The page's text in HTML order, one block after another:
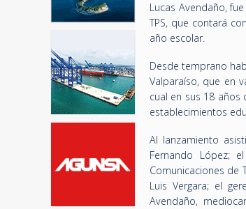
Lucas Avendaño,
TPS, que contará
año escolar.
Desde temprano
Valparaíso, que en
cual en sus 18
establecimientos
Al lanzamiento
Fernando López;
Comunicaciones de
Luis Vergara; el
Avendaño,